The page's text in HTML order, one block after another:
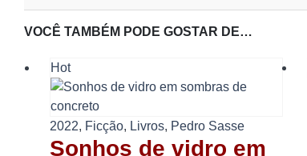
VOCÊ TAMBÉM PODE GOSTAR DE…
Hot
2022, Ficção, Livros, Pedro Sasse
Sonhos de vidro em